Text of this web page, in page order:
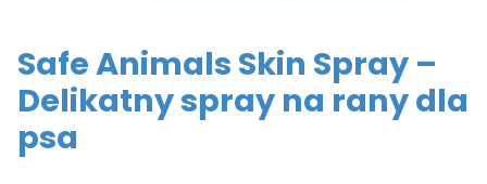
Safe Animals Skin Spray –
Delikatny spray na rany dla
psa